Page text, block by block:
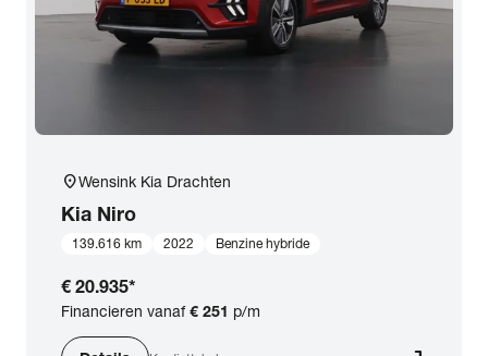
location_onWensink Kia Drachten
Kia Niro
139.616 km 2022 Benzine hybride
€ 20.935*
Financieren vanaf€ 251 p/m